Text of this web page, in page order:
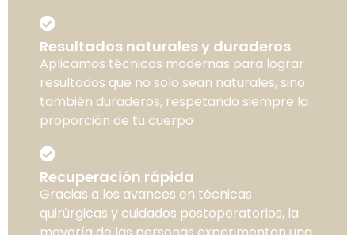
Resultados naturales y duraderos
Aplicamos técnicas modernas para lograr
resultados que no solo sean naturales, sino
también duraderos, respetando siempre la
proporción de tu cuerpo
Recuperación rápida
Gracias a los avances en técnicas
quirúrgicas y cuidados postoperatorios, la